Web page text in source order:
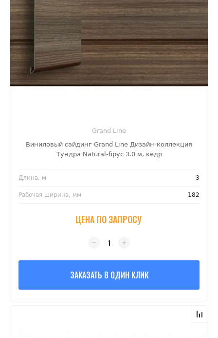
Grand Line
Виниловый сайдинг Grand Line Дизайн-коллекция
Тундра Natural-брус 3.0 м, кедр
Длина, м 3
Рабочая ширина, мм 182
ЦЕНА ПО ЗАПРОСУ
ЗАКАЗАТЬ В ОДИН КЛИК